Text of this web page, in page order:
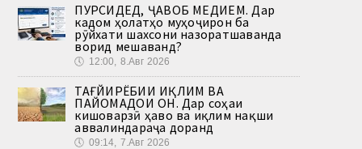
ПУРСИДЕД, ҶАВОБ МЕДИҲЕМ. Дар
кадом ҳолатҳо муҳоҷирон ба
рӯйхати шахсони назоратшаванда
ворид мешаванд?
🕔 12:00, 8.Авг 2026
ТАҒЙИРЁБИИ ИҚЛИМ ВА
ПАЙОМАДҲОИ ОН. Дар соҳаи
кишоварзӣ ҳаво ва иқлим нақши
аввалиндараҷа доранд
🕔 09:14, 7.Авг 2026